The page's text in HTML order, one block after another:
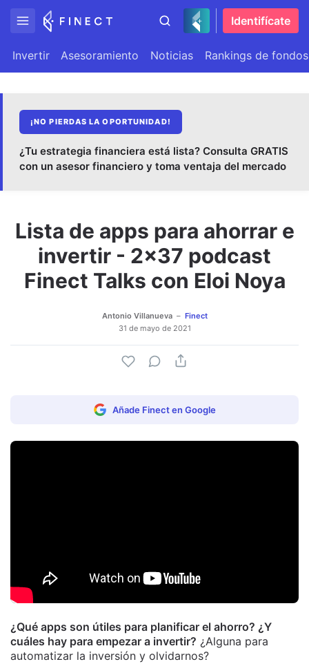
Identifícate
Invertir Asesoramiento Noticias Rankings de fondos
¡NO PIERDAS LA OPORTUNIDAD!
¿Tu estrategia financiera está lista? Consulta GRATIS
con un asesor financiero y toma ventaja del mercado
Lista de apps para ahorrar e
invertir - 2x37 podcast
Finect Talks con Eloi Noya
Antonio Villanueva
Finect
31 de mayo de 2021
Añade Finect en Google
¿Qué apps son útiles para planificar el ahorro? ¿Y
cuáles hay para empezar a invertir? ¿Alguna para
automatizar la inversión y olvidarnos?